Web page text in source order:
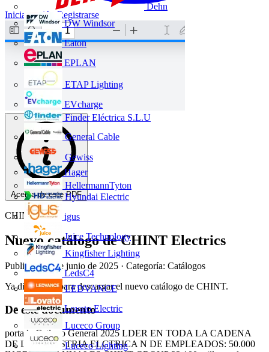
Dehn
DW Windsor
Eaton
EPLAN
ETAP Lighting
EVcharge
Finder Eléctrica S.L.U
General Cable
Gewiss
Hager
HellermannTyton
Hyundai Electric
igus
Juice Technology
Kingfisher Lighting
LedsC4
LEDVANCE
Lovato Electric
Luceco Group
Luceco Lighting
Iniciar sesión Registrarse
Acerca de este PDF
CHINT
Nuevo catálogo de CHINT Electrics
Publicado: 2 de junio de 2025 · Categoría: Catálogos
Ya disponible para descargar el nuevo catálogo de CHINT.
De este documento
portada Catlogo General 2025 LDER EN TODA LA CADENA
DE LA INDUSTRIA ELCTRICA N DE EMPLEADOS: 50.000